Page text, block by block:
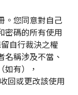
。您同意對自己
密碼的所有使用
自行裁決之權
名稱涉及不當、
如有），
回或更改該使用